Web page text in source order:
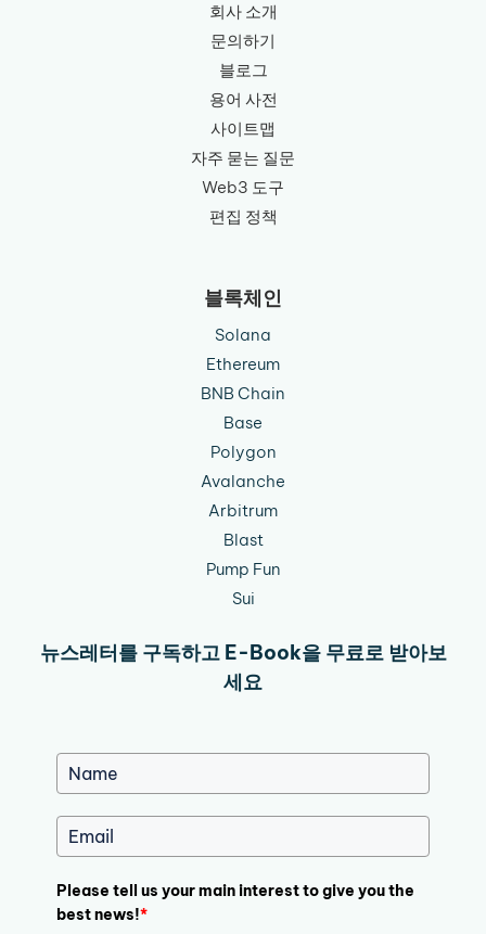
회사 소개
문의하기
블로그
용어 사전
사이트맵
자주 묻는 질문
Web3 도구
편집 정책
블록체인
Solana
Ethereum
BNB Chain
Base
Polygon
Avalanche
Arbitrum
Blast
Pump Fun
Sui
뉴스레터를 구독하고 E-Book을 무료로 받아보
세요
Please tell us your main interest to give you the
best news!*